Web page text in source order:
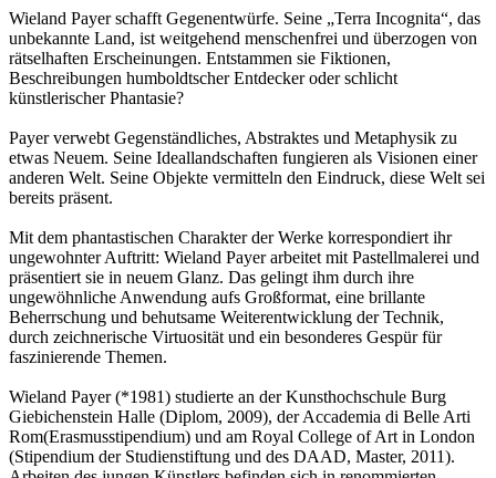
Wieland Payer schafft Gegenentwürfe. Seine „Terra Incognita“, das
unbekannte Land, ist weitgehend menschenfrei und überzogen von
rätselhaften Erscheinungen. Entstammen sie Fiktionen,
Beschreibungen humboldtscher Entdecker oder schlicht
künstlerischer Phantasie?
Payer verwebt Gegenständliches, Abstraktes und Metaphysik zu
etwas Neuem. Seine Ideallandschaften fungieren als Visionen einer
anderen Welt. Seine Objekte vermitteln den Eindruck, diese Welt sei
bereits präsent.
Mit dem phantastischen Charakter der Werke korrespondiert ihr
ungewohnter Auftritt: Wieland Payer arbeitet mit Pastellmalerei und
präsentiert sie in neuem Glanz. Das gelingt ihm durch ihre
ungewöhnliche Anwendung aufs Großformat, eine brillante
Beherrschung und behutsame Weiterentwicklung der Technik,
durch zeichnerische Virtuosität und ein besonderes Gespür für
faszinierende Themen.
Wieland Payer (*1981) studierte an der Kunsthochschule Burg
Giebichenstein Halle (Diplom, 2009), der Accademia di Belle Arti
Rom(Erasmusstipendium) und am Royal College of Art in London
(Stipendium der Studienstiftung und des DAAD, Master, 2011).